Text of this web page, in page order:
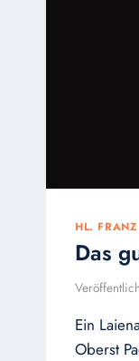
HL.
Das
Ein
Oberst